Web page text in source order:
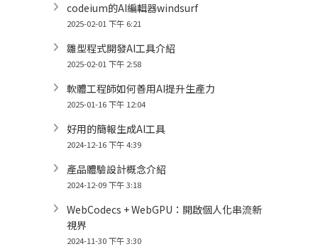
codeium的AI編輯器windsurf
2025-02-01 下午 6:21
雛型程式開發AI工具介紹
2025-02-01 下午 2:58
軟體工程師如何善用AI提升生產力
2025-01-16 下午 12:04
好用的簡報生成AI工具
2024-12-16 下午 4:39
產品體驗設計概念介紹
2024-12-09 下午 3:18
WebCodecs + WebGPU：開啟個人化串流新
視界
2024-11-30 下午 3:30